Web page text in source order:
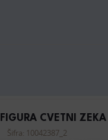
CVETNI ZEKA
Šifra: 10042387_2